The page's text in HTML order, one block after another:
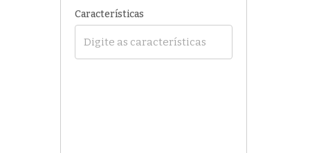
Características